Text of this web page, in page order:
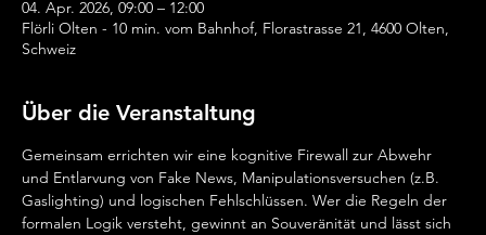
04. Apr. 2026, 09:00 – 12:00
Flörli Olten - 10 min. vom Bahnhof, Florastrasse 21, 4600 Olten,
Schweiz
Über die Veranstaltung
Gemeinsam errichten wir eine kognitive Firewall zur Abwehr
und Entlarvung von Fake News, Manipulationsversuchen (z.B.
Gaslighting) und logischen Fehlschlüssen. Wer die Regeln der
formalen Logik versteht, gewinnt an Souveränität und lässt sich